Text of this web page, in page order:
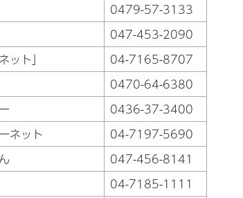
0479-57-3133
047-453-2090
ト」
04-7165-8707
0470-64-6380
0436-37-3400
ネット
04-7197-5690
047-456-8141
04-7185-1111